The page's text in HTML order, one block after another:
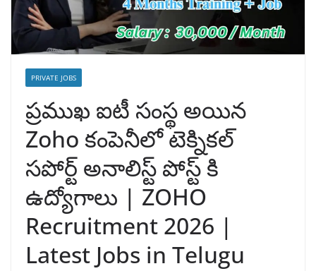
PRIVATE JOBS
ప్రముఖ ఐటీ సంస్థ అయిన
Zoho కంపెనీలో టెక్నికల్
సపోర్ట్ అనాలిస్ట్ పోస్ట్ కి
ఉద్యోగాలు | ZOHO
Recruitment 2026 |
Latest Jobs in Telugu